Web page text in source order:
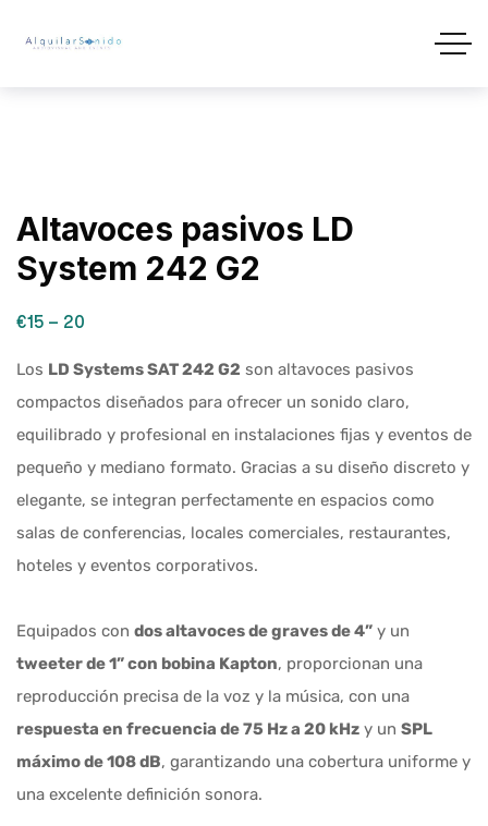
Altavoces pasivos LD
System 242 G2
€15 – 20
Los LD Systems SAT 242 G2 son altavoces pasivos
compactos diseñados para ofrecer un sonido claro,
equilibrado y profesional en instalaciones fijas y eventos de
pequeño y mediano formato. Gracias a su diseño discreto y
elegante, se integran perfectamente en espacios como
salas de conferencias, locales comerciales, restaurantes,
hoteles y eventos corporativos.
Equipados con dos altavoces de graves de 4” y un
tweeter de 1” con bobina Kapton, proporcionan una
reproducción precisa de la voz y la música, con una
respuesta en frecuencia de 75 Hz a 20 kHz y un SPL
máximo de 108 dB, garantizando una cobertura uniforme y
una excelente definición sonora.